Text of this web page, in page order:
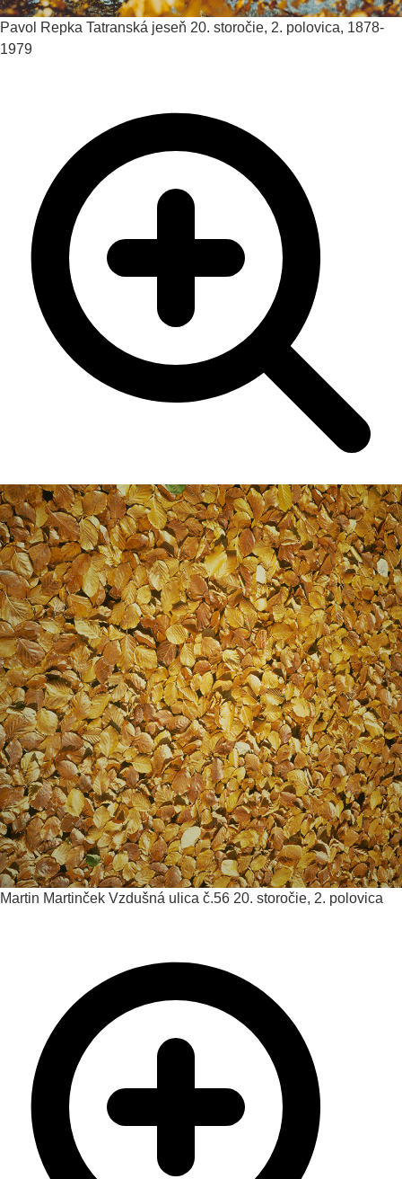
Pavol Repka Tatranská jeseň 20. storočie, 2. polovica, 1878-
1979
Martin Martinček Vzdušná ulica č.56 20. storočie, 2. polovica